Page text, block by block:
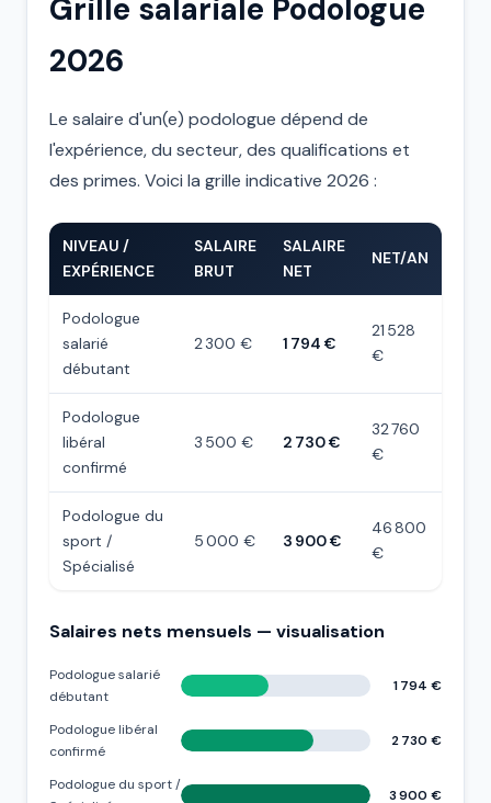
Grille salariale Podologue
2026
Le salaire d'un(e) podologue dépend de
l'expérience, du secteur, des qualifications et
des primes. Voici la grille indicative 2026 :
NIVEAU /
EXPÉRIENCE
SALAIRE
BRUT
SALAIRE
NET
NET/AN
Podologue
salarié
débutant
2 300 € 1 794 €
21 528
€
Podologue
libéral
confirmé
3 500 € 2 730 €
32 760
€
Podologue du
sport /
Spécialisé
5 000 € 3 900 €
46 800
€
Salaires nets mensuels — visualisation
Podologue salarié
débutant
1 794 €
Podologue libéral
confirmé
2 730 €
Podologue du sport /
3 900 €